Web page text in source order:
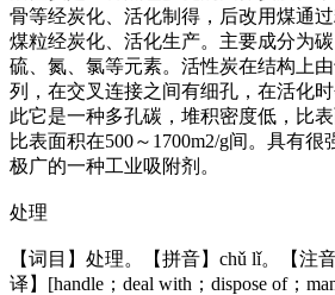
骨等经炭化、活化制得，后改用煤通
煤粒经炭化、活化生产。主要成分为碳
硫、氮、氯等元素。活性炭在结构上
列，在交叉连接之间有细孔，在活化
此它是一种多孔碳，堆积密度低，比
比表面积在500～1700m2/g间。具有
极广的一种工业吸附剂。
处理
【词目】处理。【拼音】chǔ lǐ。【注
译】[handle；deal with；dispose of；